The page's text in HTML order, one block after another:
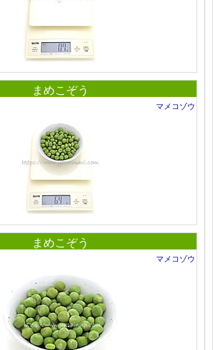
まめこぞう
マメコゾウ
まめこぞう
マメコゾウ